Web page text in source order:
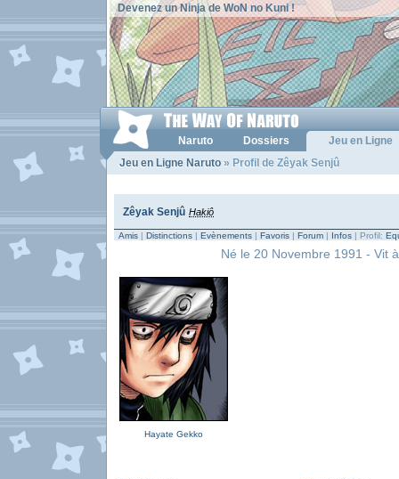
Devenez un Ninja de WoN no Kuni !
Naruto Dossiers
Jeu en Ligne
Jeu en Ligne Naruto » Profil de Zêyak Senjû
Zêyak Senjû Hakiô
Amis | Distinctions | Evènements | Favoris | Forum | Infos | Profil:
Né le 20 Novembre 1991 - Vit
Hayate Gekko